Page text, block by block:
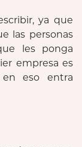
ya que
las personas
les ponga
empresa es
eso entra